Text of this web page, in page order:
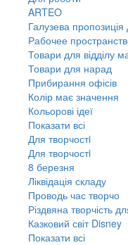
ARTEO
Галузева
Рабочее
Товари для відділу
Товари для нарад
Прибирання офісів
Колір має значення
Кольорові ідеї
Показати всі
Для творчостi
Для творчостi
8 березня
Ліквідація складу
Проводь час творчо
Різдвяна творчість
Казковий світ Disney
Показати всі